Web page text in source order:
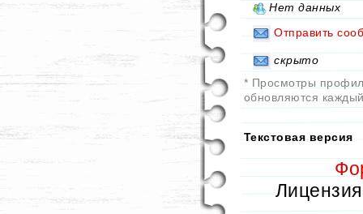
Нет данных
Отправить
скрыто
* Просмотры
обновляются
Текстовая версия